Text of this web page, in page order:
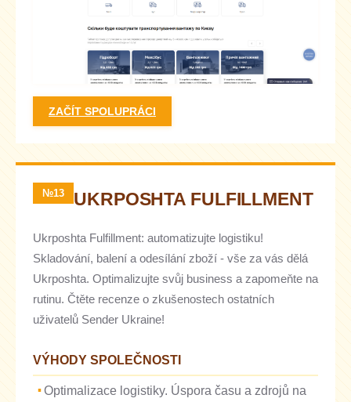
ZAČÍT SPOLUPRÁCI
№13 UKRPOSHTA FULFILLMENT
Ukrposhta Fulfillment: automatizujte logistiku!
Skladování, balení a odesílání zboží - vše za vás dělá
Ukrposhta. Optimalizujte svůj business a zapomeňte na
rutinu. Čtěte recenze o zkušenostech ostatních
uživatelů Sender Ukraine!
VÝHODY SPOLEČNOSTI
Optimalizace logistiky. Úspora času a zdrojů na